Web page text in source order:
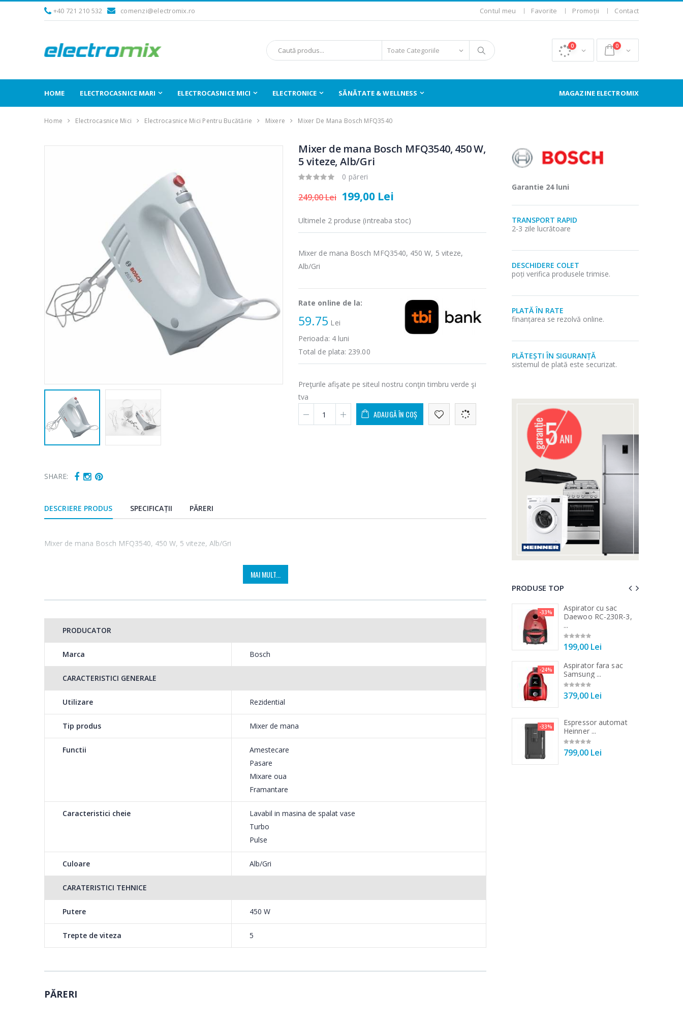
+40 721 210 532 comenzi@electromix.ro Contul meu Favorite Promoții Contact
0 0
HOME ELECTROCASNICE MARI ELECTROCASNICE MICI ELECTRONICE SĂNĂTATE & WELLNESS MAGAZINE ELECTROMIX
Home Electrocasnice Mici Electrocasnice Mici Pentru Bucătărie Mixere Mixer De Mana Bosch MFQ3540
SHARE:
Mixer de mana Bosch MFQ3540, 450 W,
5 viteze, Alb/Gri
0 păreri
249,00 Lei 199,00 Lei
Ultimele 2 produse (intreaba stoc)
Mixer de mana Bosch MFQ3540, 450 W, 5 viteze,
Alb/Gri
Rate online de la:
59.75 Lei
Perioada: 4luni
Total de plata: 239.00
Preţurile afişate pe siteul nostru conţin timbru verde şi
tva
ADAUGĂ ÎN COȘ
DESCRIERE PRODUS SPECIFICAȚII PĂRERI
Mixer de mana Bosch MFQ3540, 450 W, 5 viteze, Alb/Gri
MAI MULT...
PRODUCATOR
Marca Bosch
CARACTERISTICI GENERALE
Utilizare Rezidential
Tip produs Mixer de mana
Functii
Amestecare
Pasare
Mixare oua
Framantare
Caracteristici cheie
Lavabil in masina de spalat vase
Turbo
Pulse
Culoare Alb/Gri
CARATERISTICI TEHNICE
Putere 450 W
Trepte de viteza 5
PĂRERI
Garantie 24 luni
TRANSPORT RAPID
2-3 zile lucrătoare
DESCHIDERE COLET
poți verifica produsele trimise.
PLATĂ ÎN RATE
finanțarea se rezolvă online.
PLĂTEȘTI ÎN SIGURANȚĂ
sistemul de plată este securizat.
PRODUSE TOP
filtru ...
Masina de tocat carne
-33%
HHB-DC1000SSBK ...
Robot de bucatarie
-33%
Aspirator cu sac
Daewoo RC-230R-3,
...
199,00 Lei
-24%
Aspirator fara sac
Samsung ...
379,00 Lei
-33%
Espressor automat
Heinner ...
799,00 Lei